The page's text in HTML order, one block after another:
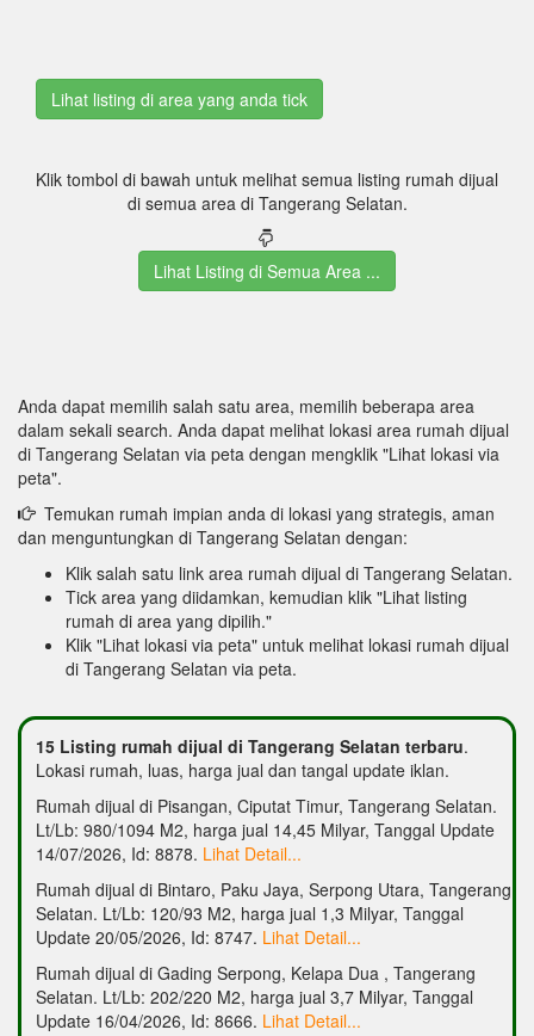
Klik tombol di bawah untuk melihat semua listing rumah dijual
di semua area di Tangerang Selatan.
Lihat Listing di Semua Area ...
Anda dapat memilih salah satu area, memilih beberapa area
dalam sekali search. Anda dapat melihat lokasi area rumah dijual
di Tangerang Selatan via peta dengan mengklik "Lihat lokasi via
peta".
Temukan rumah impian anda di lokasi yang strategis, aman
dan menguntungkan di Tangerang Selatan dengan:
Klik salah satu link area rumah dijual di Tangerang Selatan.
Tick area yang diidamkan, kemudian klik "Lihat listing
rumah di area yang dipilih."
Klik "Lihat lokasi via peta" untuk melihat lokasi rumah dijual
di Tangerang Selatan via peta.
15 Listing rumah dijual di Tangerang Selatan terbaru.
Lokasi rumah, luas, harga jual dan tangal update iklan.
Rumah dijual di Pisangan, Ciputat Timur, Tangerang Selatan.
Lt/Lb: 980/1094 M2, harga jual 14,45 Milyar, Tanggal Update
14/07/2026, Id: 8878. Lihat Detail...
Rumah dijual di Bintaro, Paku Jaya, Serpong Utara, Tangerang
Selatan. Lt/Lb: 120/93 M2, harga jual 1,3 Milyar, Tanggal
Update 20/05/2026, Id: 8747. Lihat Detail...
Rumah dijual di Gading Serpong, Kelapa Dua , Tangerang
Selatan. Lt/Lb: 202/220 M2, harga jual 3,7 Milyar, Tanggal
Update 16/04/2026, Id: 8666. Lihat Detail...